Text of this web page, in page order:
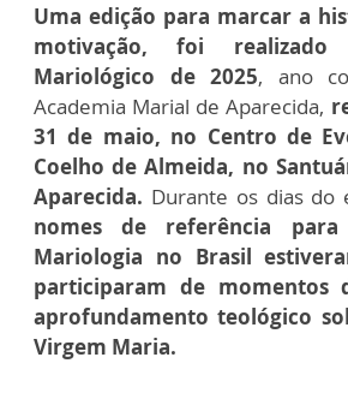
Uma edição para marcar a
motivação, foi realizado
Mariológico de 2025, ano
Academia Marial de Aparecida,
31 de maio, no Centro de
Coelho de Almeida, no
Aparecida. Durante os dias do
nomes de referência
Mariologia no Brasil
participaram de momentos
aprofundamento teológico
Virgem Maria.